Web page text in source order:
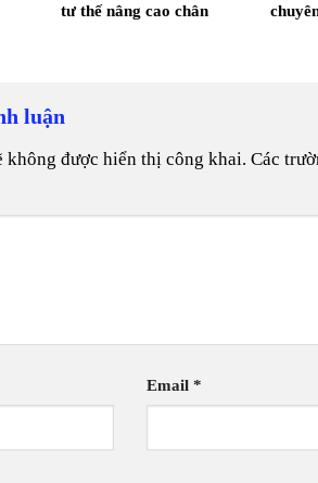
tư thế nâng cao chân
luận
không được hiển thị công khai. Các
Email *